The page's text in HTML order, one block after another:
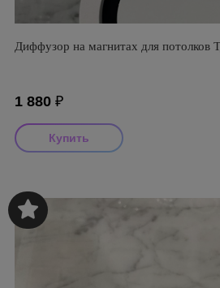
Диффузор на магнитах для потолков
1 880 ₽